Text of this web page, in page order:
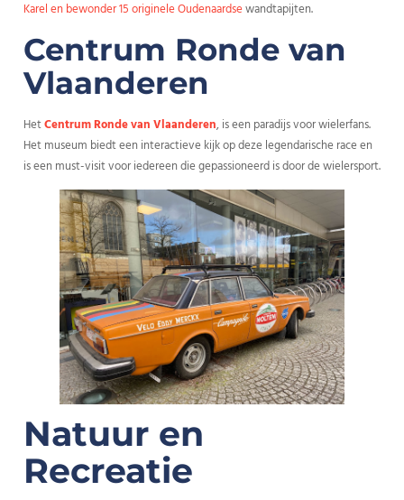
Karel en bewonder 15 originele Oudenaardsewandtapijten.
Centrum Ronde van
Vlaanderen
HetCentrum Ronde van Vlaanderen, is een paradijs voor wielerfans.
Het museum biedt een interactieve kijk op deze legendarische race en
is een must-visit voor iedereen die gepassioneerd is door de wielersport.
Natuur en
Recreatie